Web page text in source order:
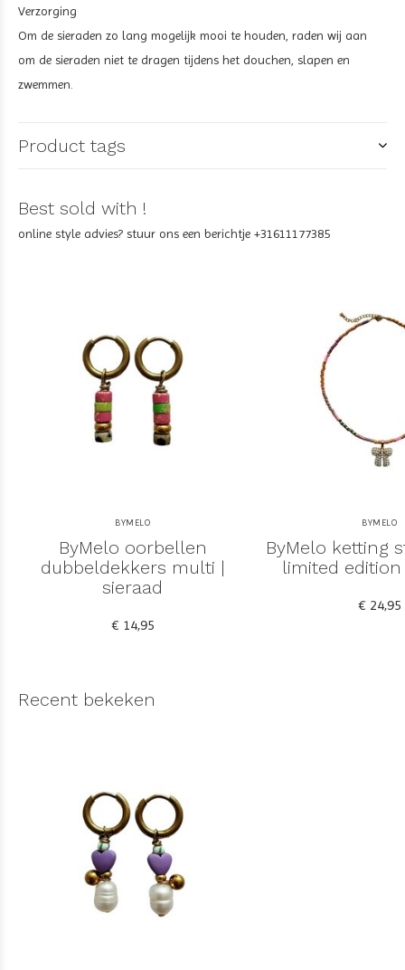
Verzorging
Om de sieraden zo lang mogelijk mooi te houden, raden wij aan
om de sieraden niet te dragen tijdens het douchen, slapen en
zwemmen.
Product tags
Best sold with !
online style advies? stuur ons een berichtje +31611177385
BYMELO
ByMelo oorbellen
dubbeldekkers multi |
sieraad
€ 14,95
BYMELO
ByMelo ketting
limited
€ 24,95
Recent bekeken